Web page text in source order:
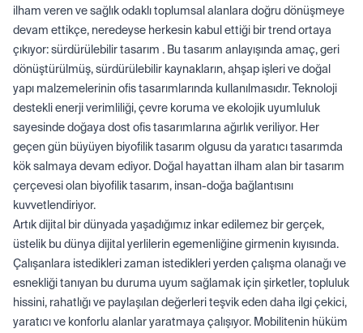
ilham veren ve sağlık odaklı toplumsal alanlara doğru dönüşmeye
devam ettikçe, neredeyse herkesin kabul ettiği bir trend ortaya
çıkıyor: sürdürülebilir tasarım . Bu tasarım anlayışında amaç, geri
dönüştürülmüş, sürdürülebilir kaynakların, ahşap işleri ve doğal
yapı malzemelerinin ofis tasarımlarında kullanılmasıdır. Teknoloji
destekli enerji verimliliği, çevre koruma ve ekolojik uyumluluk
sayesinde doğaya dost ofis tasarımlarına ağırlık veriliyor. Her
geçen gün büyüyen biyofilik tasarım olgusu da yaratıcı tasarımda
kök salmaya devam ediyor. Doğal hayattan ilham alan bir tasarım
çerçevesi olan biyofilik tasarım, insan-doğa bağlantısını
kuvvetlendiriyor.
Artık dijital bir dünyada yaşadığımız inkar edilemez bir gerçek,
üstelik bu dünya dijital yerlilerin egemenliğine girmenin kıyısında.
Çalışanlara istedikleri zaman istedikleri yerden çalışma olanağı ve
esnekliği tanıyan bu duruma uyum sağlamak için şirketler, topluluk
hissini, rahatlığı ve paylaşılan değerleri teşvik eden daha ilgi çekici,
yaratıcı ve konforlu alanlar yaratmaya çalışıyor. Mobilitenin hüküm